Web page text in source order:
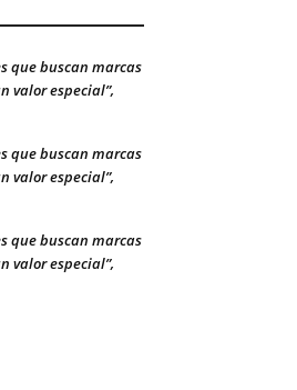
que buscan marcas
valor especial”,
que buscan marcas
valor especial”,
que buscan marcas
valor especial”,